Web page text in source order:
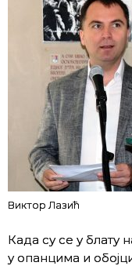
Виктор Лазић
Када су се у
у опанцима и